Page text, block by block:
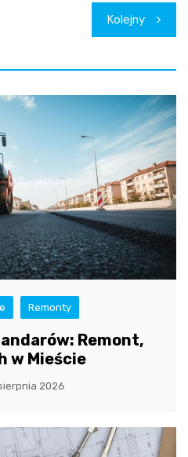
Kolejny
Remonty
Remont,
w Mieście
2026